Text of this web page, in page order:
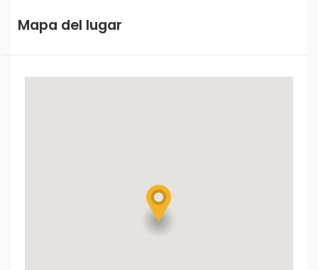
Mapa del lugar